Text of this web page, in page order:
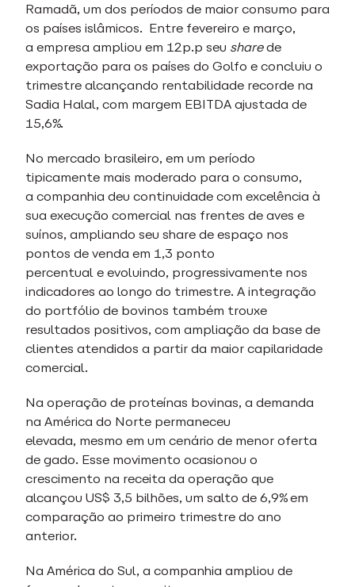
Ramadã, um dos períodos de maior consumo para
os países islâmicos. Entre fevereiro e março,
a empresa ampliou em 12p.p seu sharede
exportação para os países do Golfo e concluiu o
trimestre alcançando rentabilidade recorde na
Sadia Halal, com margem EBITDA ajustada de
15,6%.
No mercado brasileiro, em um período
tipicamente mais moderado para o consumo,
a companhia deu continuidade com excelência à
sua execução comercial nas frentes de aves e
suínos, ampliando seu share de espaço nos
pontos de venda em 1,3 ponto
percentual e evoluindo, progressivamente nos
indicadores ao longo do trimestre. A integração
do portfólio de bovinos também trouxe
resultados positivos, com ampliação da base de
clientes atendidos a partir da maior capilaridade
comercial.
Na operação de proteínas bovinas, a demanda
na América do Norte permaneceu
elevada, mesmo em um cenário de menor oferta
de gado. Esse movimento ocasionou o
crescimento na receita da operação que
alcançou US$ 3,5 bilhões, um salto de 6,9% em
comparação ao primeiro trimestre do ano
anterior.
Na América do Sul, a companhia ampliou de